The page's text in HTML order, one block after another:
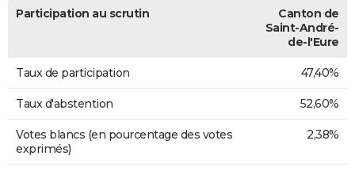
Participation au scrutin
Canton de
Saint-André-
de-l'Eure
Taux de participation 47,40%
Taux d'abstention 52,60%
Votes blancs (en pourcentage des votes
exprimés)
2,38%